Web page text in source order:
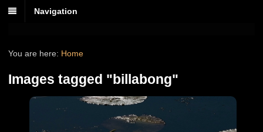
Navigation
You are here: Home
Images tagged "billabong"